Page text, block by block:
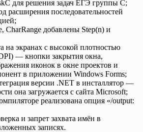
для решения задач ЕГЭ группы C;
расширения последовательностей
CharRange добавлены Step(n) и
на экранах с высокой плотностью
— кнопки закрытия окна,
иконок в окне проектов и
в приложении Windows Forms;
версии .NET в инсталлятор —
она загружается с сайта Microsoft;
реализована опция «/output:
и запрет захвата имён в
записях.